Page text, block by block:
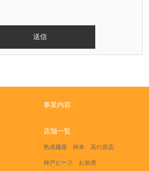
事業内容
店舗一覧
熟成麺屋 神来 高の原店
神戸ビーフ お加虎